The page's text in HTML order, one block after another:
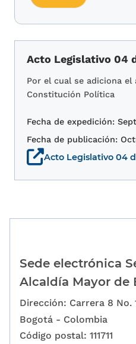
Acto Legislativo 04
Por el cual se adiciona el
Constitución Política
Fecha de expedición:
Fecha de publicación:
Acto Legislativo 04
Sede electrónica
Alcaldía Mayor de
Dirección: Carrera 8 No.
Bogotá - Colombia
Código postal: 111711